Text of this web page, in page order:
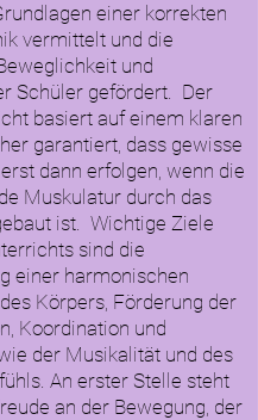
einer korrekten
vermittelt und die
und
Schüler gefördert. Der
basiert auf einem klaren
garantiert, dass gewisse
dann erfolgen, wenn die
Muskulatur durch das
ist. Wichtige Ziele
sind die
einer harmonischen
Körpers, Förderung der
Koordination und
der Musikalität und des
An erster Stelle steht
an der Bewegung, der